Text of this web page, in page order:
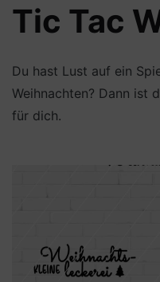
Tic Tac
Du hast Lust auf ein
Weihnachten? Dann ist
für dich.